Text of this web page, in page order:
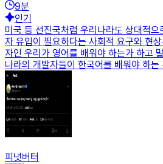
9분
인기
미국 등 선진국처럼 우리나라도 상대적
자 유입이 필요하다는 사회적 요구와 현
자인 우리가 영어를 배워야 하는가 하고
나라의 개발자들이 한국어를 배워야 하는
피넛버터